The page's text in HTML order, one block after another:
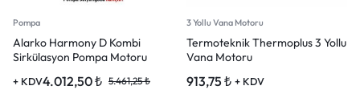
Pompa
Alarko Harmony D Kombi
Sirkülasyon Pompa Motoru
4.012,50₺ 5.461,25₺
+ KDV
3 Yollu Vana Motoru
Termoteknik Thermoplus 3 Yollu
Vana Motoru
913,75₺ + KDV